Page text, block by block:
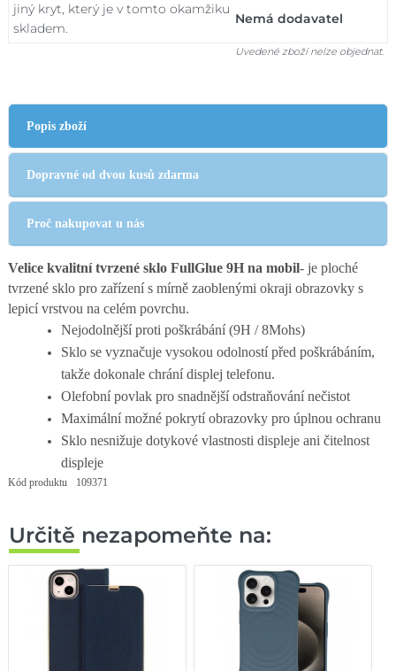
jiný kryt, který je v tomto okamžiku
skladem.
Nemá dodavatel
Uvedené zboží nelze objednat.
Popis zboží
Dopravné od dvou kusů zdarma
Proč nakupovat u nás
Velice kvalitní tvrzené sklo FullGlue 9H na mobil- je ploché
tvrzené sklo pro zařízení s mírně zaoblenými okraji obrazovky s
lepicí vrstvou na celém povrchu.
Nejodolnější proti poškrábání (9H / 8Mohs)
Sklo se vyznačuje vysokou odolností před poškrábáním,
takže dokonale chrání displej telefonu.
Olefobní povlak pro snadnější odstraňování nečistot
Maximální možné pokrytí obrazovky pro úplnou ochranu
Sklo nesnižuje dotykové vlastnosti displeje ani čitelnost
displeje
Kód produktu 109371
Určitě nezapomeňte na: